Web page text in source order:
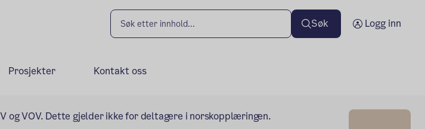
Søk Logg inn
Prosjekter Kontakt oss
og VOV. Dette gjelder ikke for deltagere i norskopplæringen.